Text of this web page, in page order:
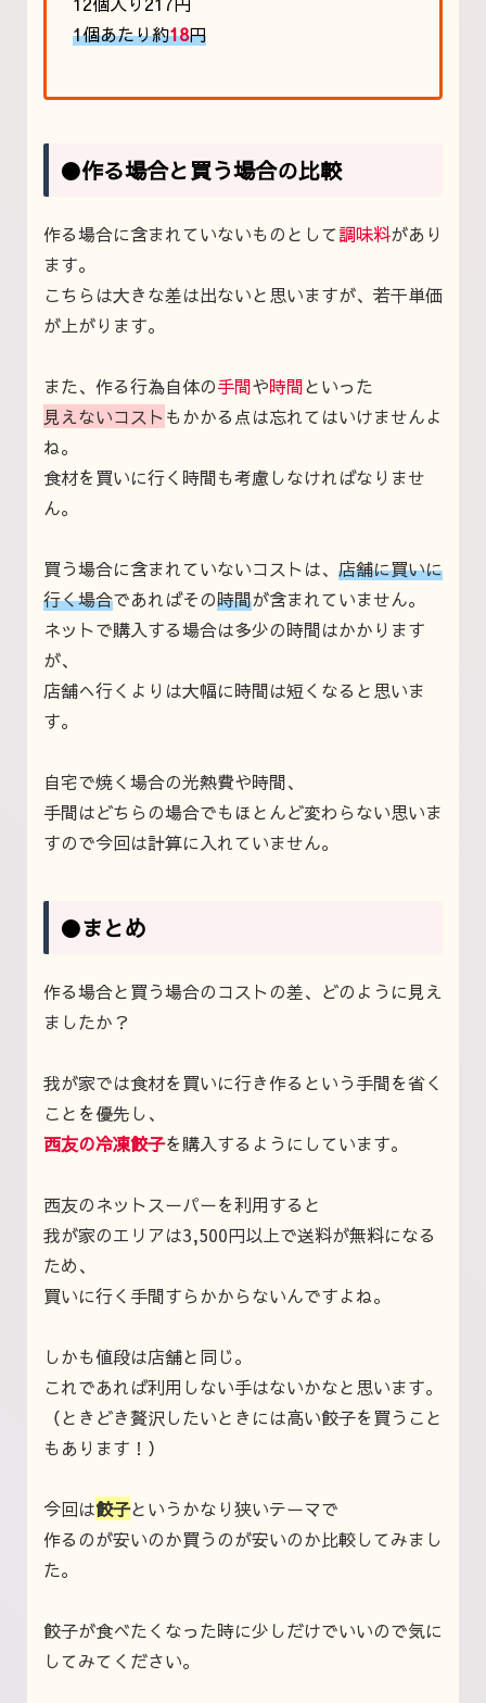
1個あたり約18円
●作る場合と買う場合の比較
作る場合に含まれていないものとして調味料があり
ます。
こちらは大きな差は出ないと思いますが、若干単価
が上がります。
また、作る行為自体の手間や時間といった
見えないコスト もかかる点は忘れてはいけませんよ
ね。
食材を買いに行く時間も考慮しなければなりませ
ん。
買う場合に含まれていないコストは、 店舗に買いに
行く場合であればその時間が含まれていません。
ネットで購入する場合は多少の時間はかかります
が、
店舗へ行くよりは大幅に時間は短くなると思いま
す。
自宅で焼く場合の光熱費や時間、
手間はどちらの場合でもほとんど変わらない思いま
すので今回は計算に入れていません。
●まとめ
作る場合と買う場合のコストの差、どのように見え
ましたか？
我が家では食材を買いに行き作るという手間を省く
ことを優先し、
西友の冷凍餃子を購入するようにしています。
西友のネットスーパーを利用すると
我が家のエリアは3,500円以上で送料が無料になる
ため、
買いに行く手間すらかからないんですよね。
しかも値段は店舗と同じ。
これであれば利用しない手はないかなと思います。
（ときどき贅沢したいときには高い餃子を買うこと
もあります！）
今回は餃子というかなり狭いテーマで
作るのが安いのか買うのが安いのか比較してみまし
た。
餃子が食べたくなった時に少しだけでいいので気に
してみてください。